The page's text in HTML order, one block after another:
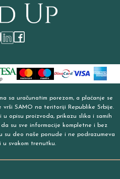
sa uračunatim porezom, a plaćanje se
vrši SAMO na teritoriji Republike Srbije.
opisu proizvoda, prikazu slika i samih
su sve informacije kompletne i bez
su deo naše ponude i ne podrazumeva
u svakom trenutku.